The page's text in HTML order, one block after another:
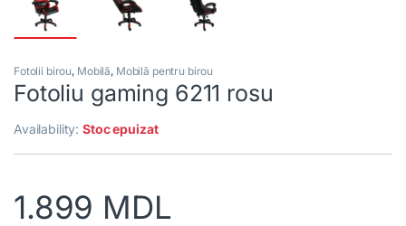
Fotolii birou, Mobilă, Mobilă pentru birou
Fotoliu gaming 6211 rosu
Availability:Stoc epuizat
1.899 MDL